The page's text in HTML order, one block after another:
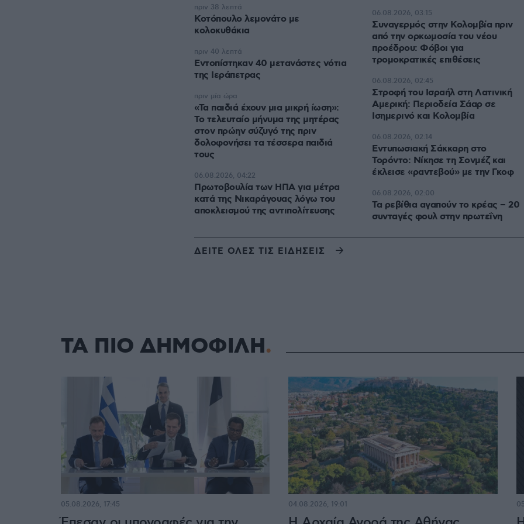
Κοτόπουλο λεμονάτο με
κολοκυθάκια
πριν 38 λεπτά
Εντοπίστηκαν 40 μετανάστες νότια
της Ιεράπετρας
πριν 40 λεπτά
«Τα παιδιά έχουν μια μικρή ίωση»:
Το τελευταίο μήνυμα της μητέρας
στον πρώην σύζυγό της πριν
δολοφονήσει τα τέσσερα παιδιά
τους
πριν μία ώρα
Πρωτοβουλία των ΗΠΑ για μέτρα
κατά της Νικαράγουας λόγω του
αποκλεισμού της αντιπολίτευσης
06.08.2026, 04:22
Συναγερμός στην Κολομβία πριν
από την ορκωμοσία του νέου
προέδρου: Φόβοι για
τρομοκρατικές επιθέσεις
06.08.2026, 03:15
Στροφή του Ισραήλ στη Λατινική
Αμερική: Περιοδεία Σάαρ σε
Ισημερινό και Κολομβία
06.08.2026, 02:45
Εντυπωσιακή Σάκκαρη στο
Τορόντο: Νίκησε τη Σονμέζ και
έκλεισε «ραντεβού» με την Γκοφ
06.08.2026, 02:14
Τα ρεβίθια αγαπούν το κρέας – 20
συνταγές φουλ στην πρωτεΐνη
06.08.2026, 02:00
ΔΕΙΤΕ ΟΛΕΣ ΤΙΣ ΕΙΔΗΣΕΙΣ
ΤΑ ΠΙΟ ΔΗΜΟΦΙΛΗ
05.08.2026, 17:45 04.08.2026, 19:01